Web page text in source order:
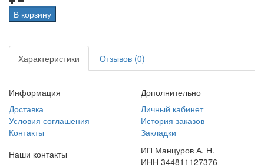
В корзину
Характеристики Отзывов (0)
Информация
Доставка
Условия соглашения
Контакты
Дополнительно
Личный кабинет
История заказов
Закладки
Наши контакты
ИП Манцуров А. Н.
ИНН 344811127376